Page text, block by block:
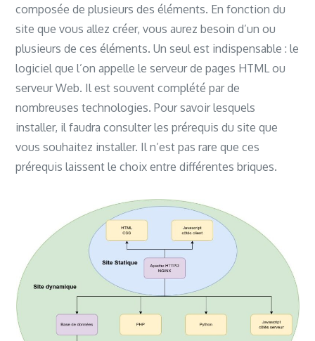
composée de plusieurs des éléments. En fonction du
site que vous allez créer, vous aurez besoin d’un ou
plusieurs de ces éléments. Un seul est indispensable : le
logiciel que l’on appelle le serveur de pages HTML ou
serveur Web. Il est souvent complété par de
nombreuses technologies. Pour savoir lesquels
installer, il faudra consulter les prérequis du site que
vous souhaitez installer. Il n’est pas rare que ces
prérequis laissent le choix entre différentes briques.